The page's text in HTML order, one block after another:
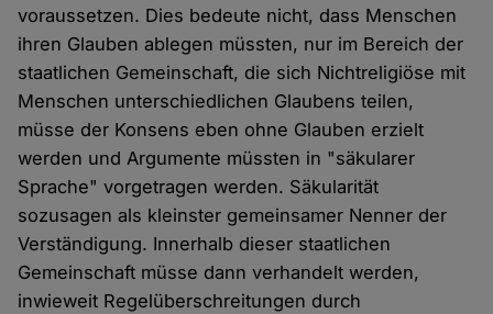
voraussetzen. Dies bedeute nicht, dass Menschen
ihren Glauben ablegen müssten, nur im Bereich der
staatlichen Gemeinschaft, die sich Nichtreligiöse mit
Menschen unterschiedlichen Glaubens teilen,
müsse der Konsens eben ohne Glauben erzielt
werden und Argumente müssten in "säkularer
Sprache" vorgetragen werden. Säkularität
sozusagen als kleinster gemeinsamer Nenner der
Verständigung. Innerhalb dieser staatlichen
Gemeinschaft müsse dann verhandelt werden,
inwieweit Regelüberschreitungen durch